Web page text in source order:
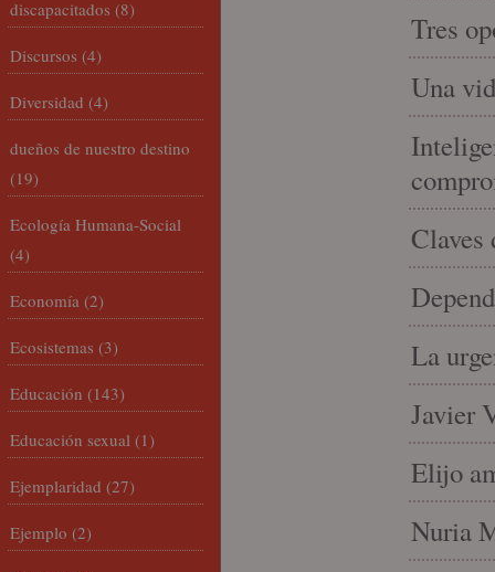
Tres
Una
Claves
La
Javier
Elijo
Nuria
discapacitados (8)
Discursos (4)
Diversidad (4)
dueños de nuestro destino
(19)
Ecología Humana-Social
(4)
Economía (2)
Ecosistemas (3)
Educación (143)
Educación sexual (1)
Ejemplaridad (27)
Ejemplo (2)